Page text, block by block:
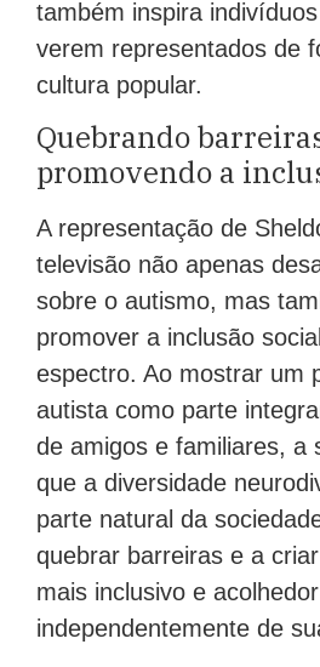
também inspira
verem representados de
cultura popular.
Quebrando
promovendo a
A representação de
televisão não apenas
sobre o autismo, mas
promover a inclusão
espectro. Ao mostrar um
autista como parte
de amigos e familiares, a
que a diversidade
parte natural da
quebrar barreiras e a
mais inclusivo e
independentemente de